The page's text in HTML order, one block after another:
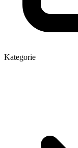
Kategorie